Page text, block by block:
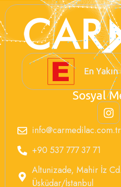
En
Sosyal
info@carmedilac.com.tr
+90 537 777 37 71
Altunizade, Mahir İz
Üsküdar/İstanbul